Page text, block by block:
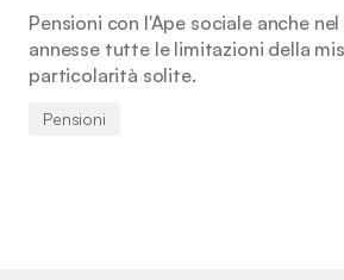
Pensioni con l'Ape sociale anche
annesse tutte le limitazioni della
particolarità solite.
Pensioni